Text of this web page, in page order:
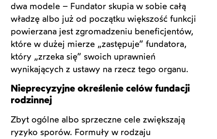
dwa modele – Fundator skupia w sobie całą
władzę albo już od początku większość funkcji
powierzana jest zgromadzeniu beneficjentów,
które w dużej mierze „zastępuje” fundatora,
który „zrzeka się” swoich uprawnień
wynikających z ustawy na rzecz tego organu.
Nieprecyzyjne określenie celów fundacji
rodzinnej
Zbyt ogólne albo sprzeczne cele zwiększają
ryzyko sporów. Formuły w rodzaju